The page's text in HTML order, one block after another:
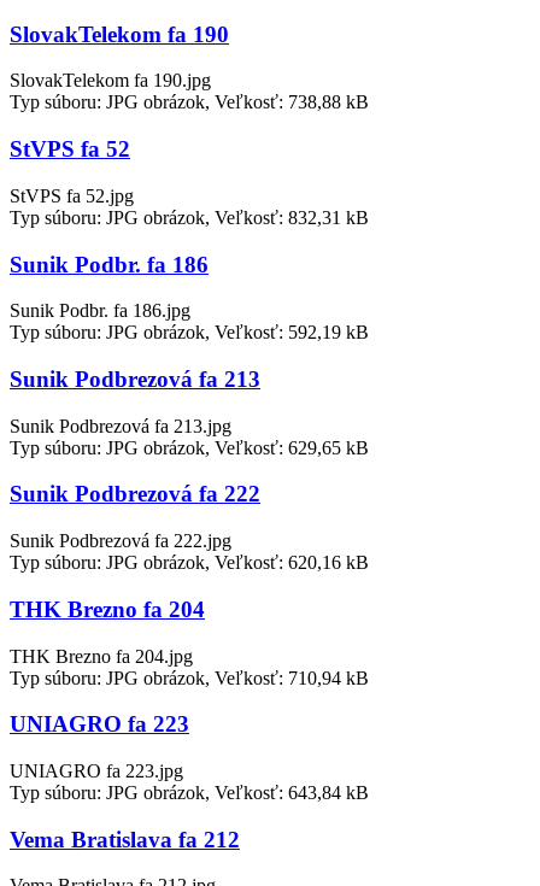
SlovakTelekom fa 190
SlovakTelekom fa 190.jpg
Typ súboru: JPG obrázok, Veľkosť: 738,88 kB
StVPS fa 52
StVPS fa 52.jpg
Typ súboru: JPG obrázok, Veľkosť: 832,31 kB
Sunik Podbr. fa 186
Sunik Podbr. fa 186.jpg
Typ súboru: JPG obrázok, Veľkosť: 592,19 kB
Sunik Podbrezová fa 213
Sunik Podbrezová fa 213.jpg
Typ súboru: JPG obrázok, Veľkosť: 629,65 kB
Sunik Podbrezová fa 222
Sunik Podbrezová fa 222.jpg
Typ súboru: JPG obrázok, Veľkosť: 620,16 kB
THK Brezno fa 204
THK Brezno fa 204.jpg
Typ súboru: JPG obrázok, Veľkosť: 710,94 kB
UNIAGRO fa 223
UNIAGRO fa 223.jpg
Typ súboru: JPG obrázok, Veľkosť: 643,84 kB
Vema Bratislava fa 212